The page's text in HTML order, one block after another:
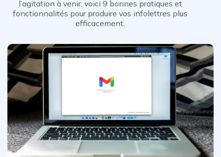
l’agitation à venir, voici 9 bonnes pratiques et
fonctionnalités pour produire vos infolettres plus
efficacement.